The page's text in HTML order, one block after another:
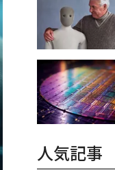
人気記事